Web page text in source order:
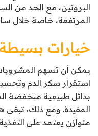
البروتين، مع الحد من
المرتفعة، خاصة خلال
خيارات
يمكن أن تسهم
استقرار سكر الدم
بدائل طبيعية منخفضة
المفيدة. ومع ذلك، تبقى
متوازن يعتمد على